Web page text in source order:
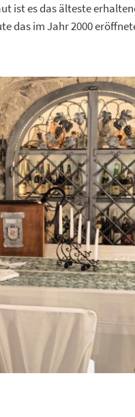
ist es das älteste
das im Jahr 2000